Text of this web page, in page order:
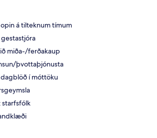
á tilteknum tímum
miða-/ferðakaup
þvottaþjónusta
í móttöku
starfsfólk